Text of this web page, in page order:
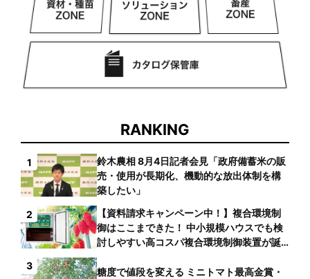
RANKING
1
鈴木農相 8月4日記者会見「政府備蓄米の販
売・使用が長期化、機動的な放出体制を構
築したい」
2
【資料請求キャンペーン中！】複合環境制
御はここまできた！ 中小規模ハウスでも検
討しやすい高コスパ複合環境制御装置が誕
3
糖度で値段を変える ミニトマト最高金賞・